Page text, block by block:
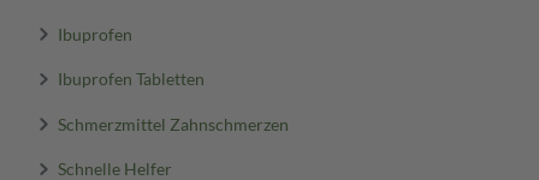
Ibuprofen
Ibuprofen Tabletten
Schmerzmittel Zahnschmerzen
Schnelle Helfer